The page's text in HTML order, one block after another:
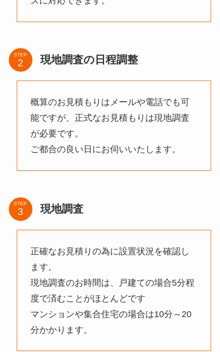
STEP 現地調査の日程調整
概算のお見積もりはメールや電話でも可
能ですが、正式なお見積もりは現地調査
が必要です。
ご都合の良い日にお伺いいたします。
STEP 現地調査
正確なお見積りの為に設置状況を確認し
ます。
現地調査のお時間は、戸建ての場合5分程
度で済むことがほとんどです
マンションや集合住宅の場合は10分～20
分かかります。